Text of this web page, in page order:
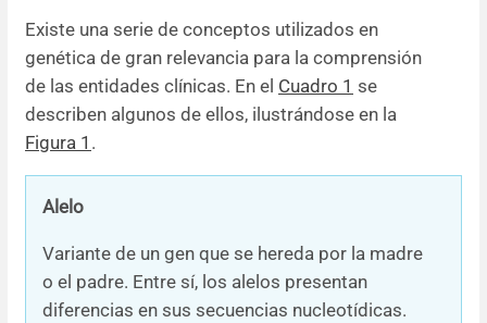
Existe una serie de conceptos utilizados en
genética de gran relevancia para la comprensión
de las entidades clínicas. En el Cuadro 1 se
describen algunos de ellos, ilustrándose en la
Figura 1 .
Alelo
Variante de un gen que se hereda por la madre
o el padre. Entre sí, los alelos presentan
diferencias en sus secuencias nucleotídicas.